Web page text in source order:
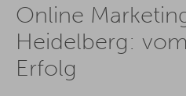
Online
Heidelberg:
Erfolg